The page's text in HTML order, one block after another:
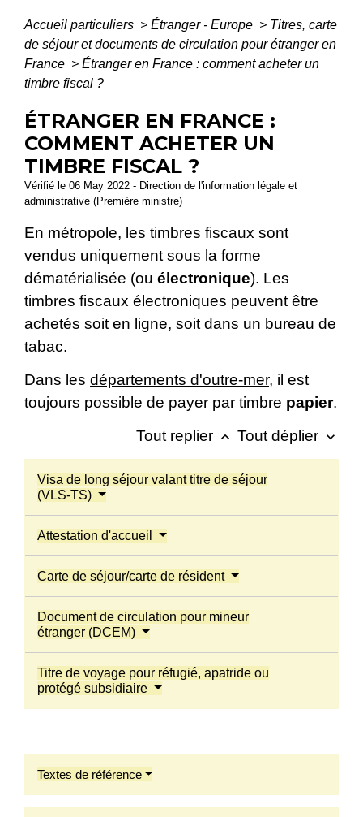
Accueil particuliers > Étranger - Europe > Titres, carte
de séjour et documents de circulation pour étranger en
France > Étranger en France : comment acheter un
timbre fiscal ?
ÉTRANGER EN FRANCE :
COMMENT ACHETER UN
TIMBRE FISCAL ?
Vérifié le 06 May 2022 - Direction de l'information légale et
administrative (Première ministre)
En métropole, les timbres fiscaux sont
vendus uniquement sous la forme
dématérialisée (ou électronique). Les
timbres fiscaux électroniques peuvent être
achetés soit en ligne, soit dans un bureau de
tabac.
Dans les départements d'outre-mer, il est
toujours possible de payer par timbre papier.
Tout replier keyboard_arrow_up Tout déplier keyboard_arrow_down
Visa de long séjour valant titre de séjour
(VLS-TS)
Attestation d'accueil
Carte de séjour/carte de résident
Document de circulation pour mineur
étranger (DCEM)
Titre de voyage pour réfugié, apatride ou
protégé subsidiaire
Textes de référence